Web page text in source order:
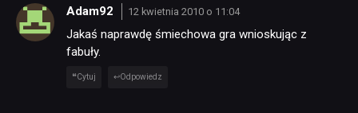
Adam92 12 kwietnia 2010 o 11:04
Jakaś naprawdę śmiechowa gra wnioskując z
fabuły.
Cytuj Odpowiedz